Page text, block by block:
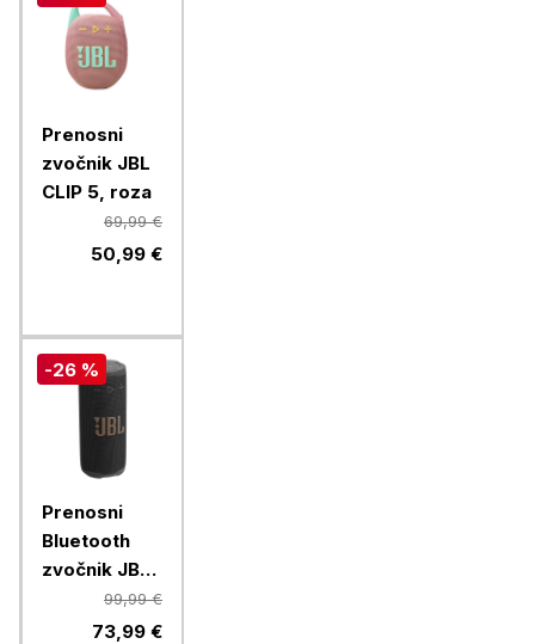
Prenosni
zvočnik JBL
CLIP 5, roza
69,99 €
50,99 €
-26 %
Prenosni
Bluetooth
zvočnik JBL
Grip, black
99,99 €
73,99 €